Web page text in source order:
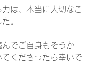
は、本当に大切なこ
。
んでご自身もそうか
てくださったら幸いで